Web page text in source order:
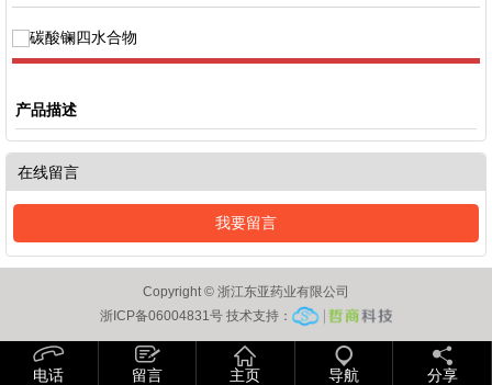
产品描述
在线留言
我要留言
Copyright © 浙江东亚药业有限公司
浙ICP备06004831号 技术支持：
电话 留言 主页 导航 分享